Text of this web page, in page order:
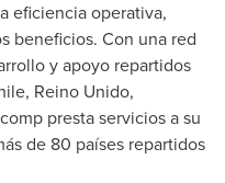
eficiencia operativa,
beneficios. Con una red
y apoyo repartidos
, Reino Unido,
presta servicios a su
de 80 países repartidos